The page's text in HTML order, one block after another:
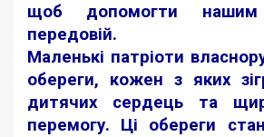
щоб допомогти
передовій.
Маленькі патріоти
обереги, кожен з яких
дитячих сердець та
перемогу. Ці обереги